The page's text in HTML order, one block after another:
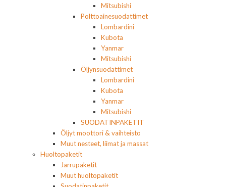
Mitsubishi
Polttoainesuodattimet
Lombardini
Kubota
Yanmar
Mitsubishi
Öljynsuodattimet
Lombardini
Kubota
Yanmar
Mitsubishi
SUODATINPAKETIT
Öljyt moottori & vaihteisto
Muut nesteet, liimat ja massat
Huoltopaketit
Jarrupaketit
Muut huoltopaketit